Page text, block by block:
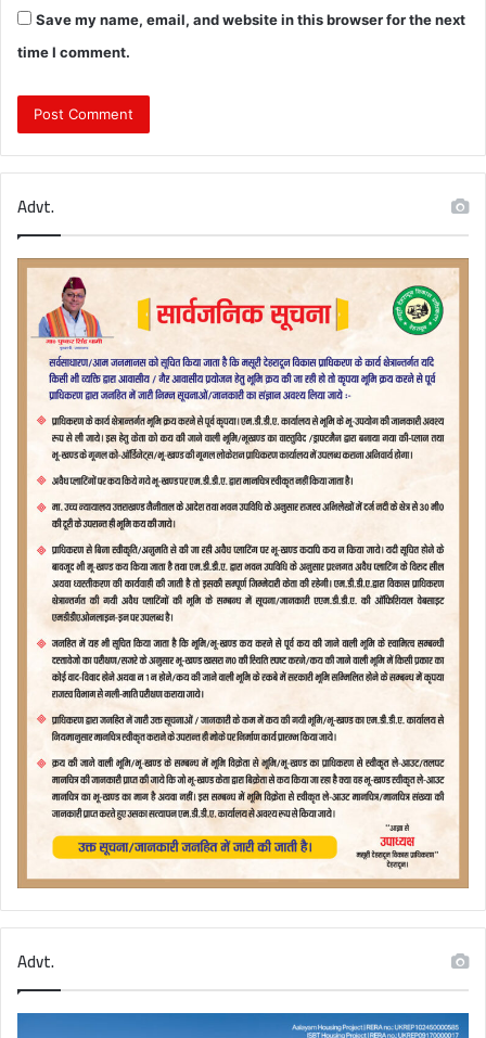
Save my name, email, and website in this browser for the next
time I comment.
Advt.
Advt.